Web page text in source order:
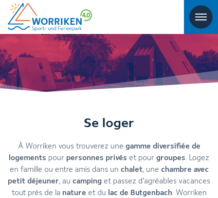
Se loger
À Worriken vous trouverez une gamme diversifiée de
logements pour personnes privés et pour groupes. Logez
en famille ou entre amis dans un chalet, une chambre avec
petit déjeuner, au camping et passez d’agréables vacances
tout près de la nature et du lac de Butgenbach. Worriken